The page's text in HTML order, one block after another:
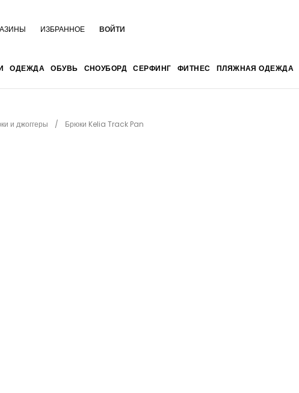
ИЗБРАННОЕ ВОЙТИ
ОДЕЖДА ОБУВЬ СНОУБОРД СЕРФИНГ ФИТНЕС ПЛЯЖНАЯ ОДЕЖДА
и джоггеры Брюки Kelia Track Pan